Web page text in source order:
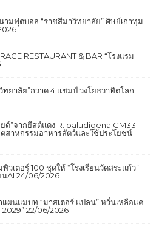
เรื่องล่าสุด
มฟุตบอล “ราชสีมาวิทยาลัย” ศิษย์เก่าทุ่ม
RESTAURANT & BAR “โรงแรม
ทยาลัย”กวาด 4 แชมป์ วงโยธวาทิตโลก
สาหกรรมอาหารสัตว์และใช้ประโยชน์
เตอร์ 100 ชุดให้ “โรงเรียนวัดสระแก้ว”
นAI24/06/2026